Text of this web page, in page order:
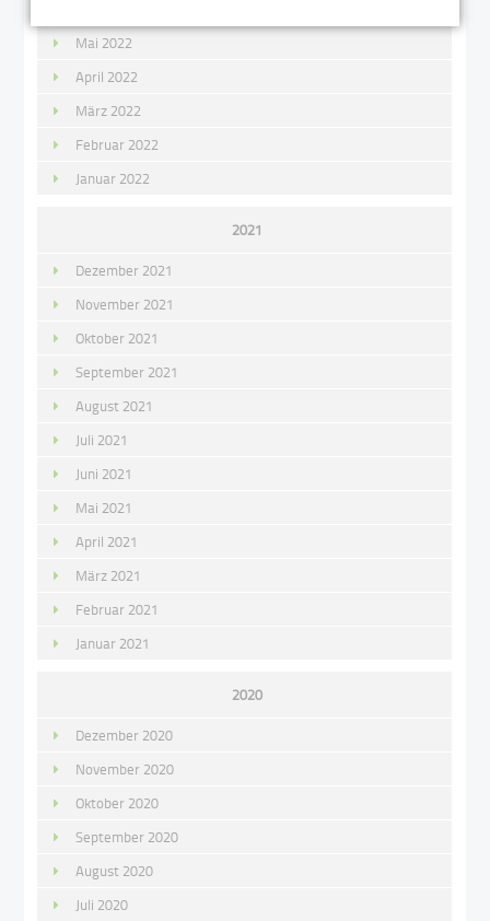
Mai 2022
April 2022
März 2022
Februar 2022
Januar 2022
2021
Dezember 2021
November 2021
Oktober 2021
September 2021
August 2021
Juli 2021
Juni 2021
Mai 2021
April 2021
März 2021
Februar 2021
Januar 2021
2020
Dezember 2020
November 2020
Oktober 2020
September 2020
August 2020
Juli 2020